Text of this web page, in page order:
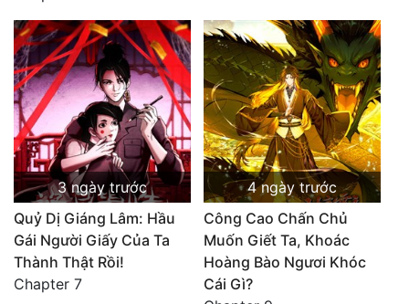
3 ngày trước
Quỷ Dị Giáng Lâm: Hầu
Gái Người Giấy Của Ta
Thành Thật Rồi!
Chapter 7
4 ngày trước
Công Cao Chấn Chủ
Muốn Giết Ta, Khoác
Hoàng Bào Ngươi Khóc
Cái Gì?